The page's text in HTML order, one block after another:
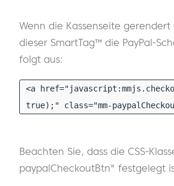
Wenn die Kassenseite
dieser SmartTag™ die PayPal-
folgt aus:
<a
true);" class="mm-
Beachten Sie, dass die CSS-
paypalCheckoutBtn" festgelegt